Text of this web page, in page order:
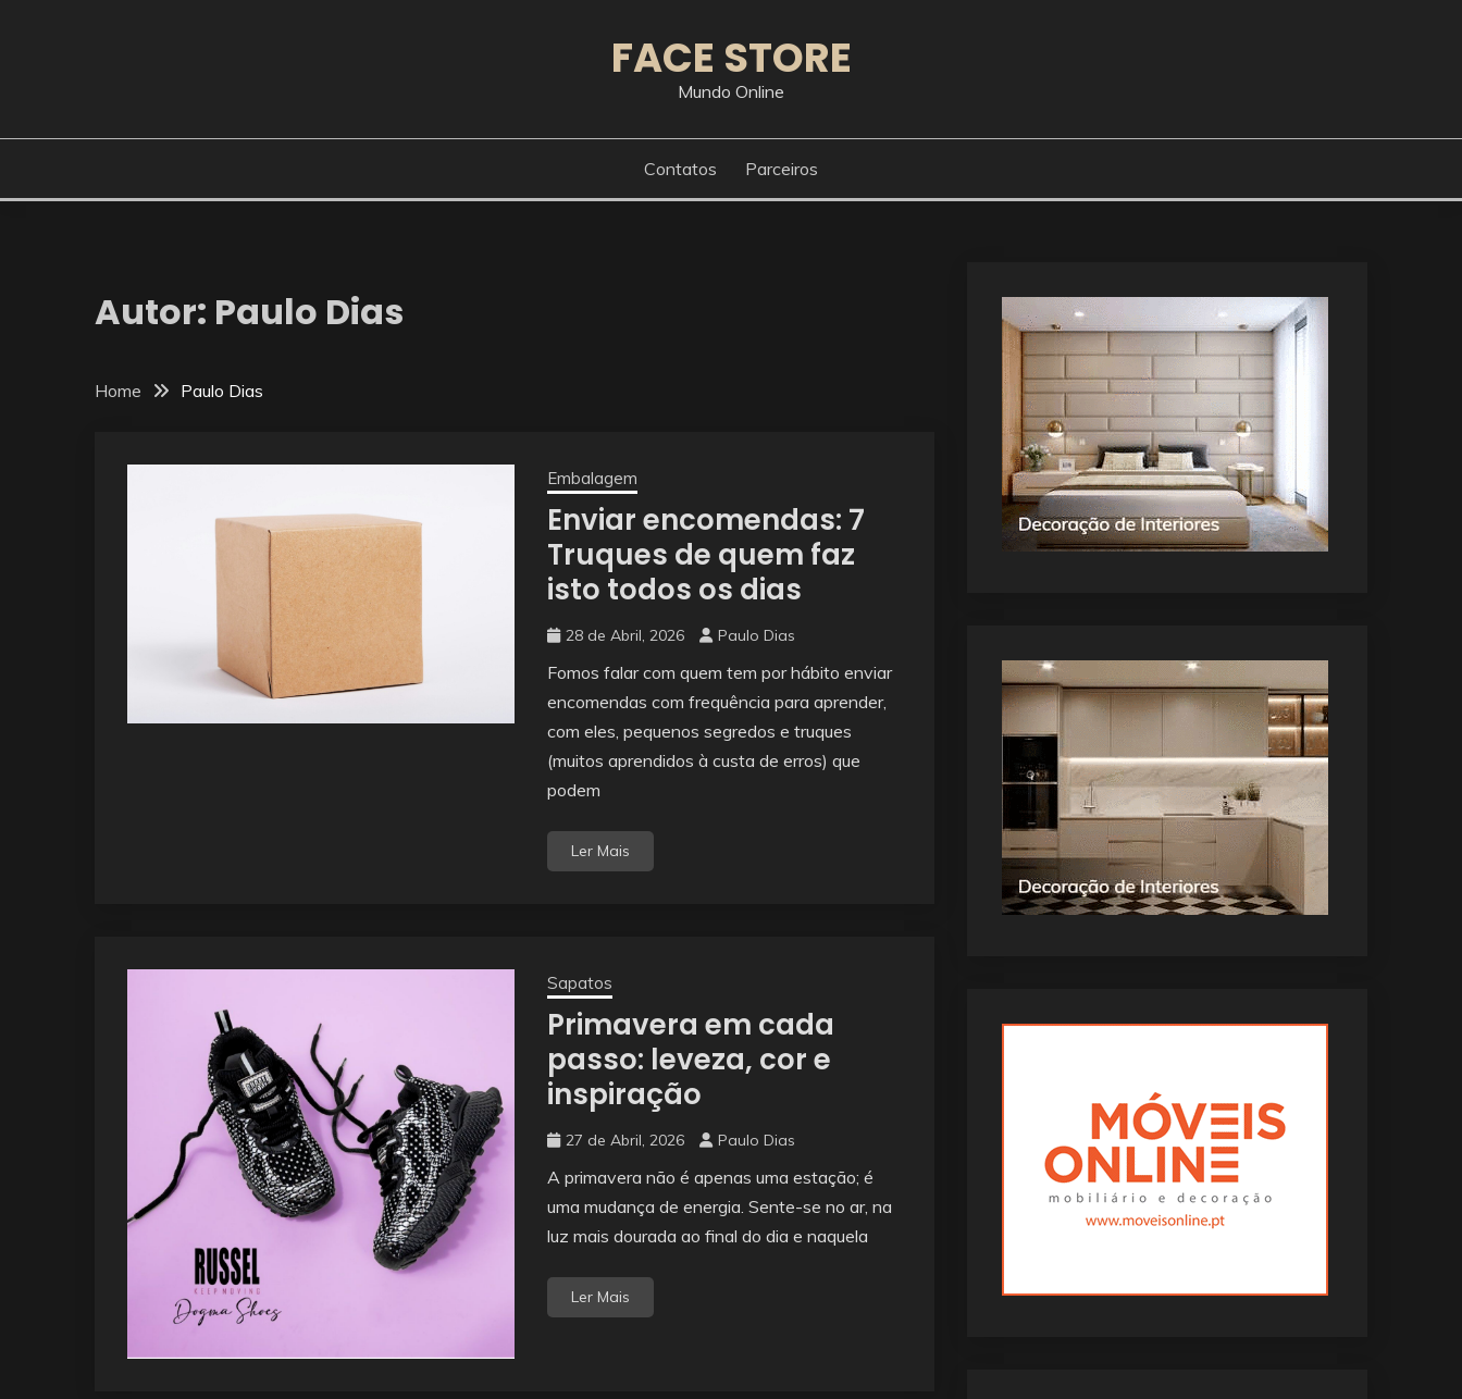
FACE STORE
Mundo Online
Contatos Parceiros
Autor: Paulo Dias
Home Paulo Dias
Embalagem
Enviar encomendas: 7
Truques de quem faz
isto todos os dias
28 de Abril, 2026 Paulo Dias
Fomos falar com quem tem por hábito enviar
encomendas com frequência para aprender,
com eles, pequenos segredos e truques
(muitos aprendidos à custa de erros) que
podem
Ler Mais
Sapatos
Primavera em cada
passo: leveza, cor e
inspiração
27 de Abril, 2026 Paulo Dias
A primavera não é apenas uma estação; é
uma mudança de energia. Sente-se no ar, na
luz mais dourada ao final do dia e naquela
Ler Mais